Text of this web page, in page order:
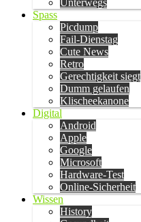
Unterwegs
Spass
Picdump
Fail-Dienstag
Cute News
Retro
Gerechtigkeit siegt
Dumm gelaufen
Klischeekanone
Digital
Android
Apple
Google
Microsoft
Hardware-Test
Online-Sicherheit
Wissen
History